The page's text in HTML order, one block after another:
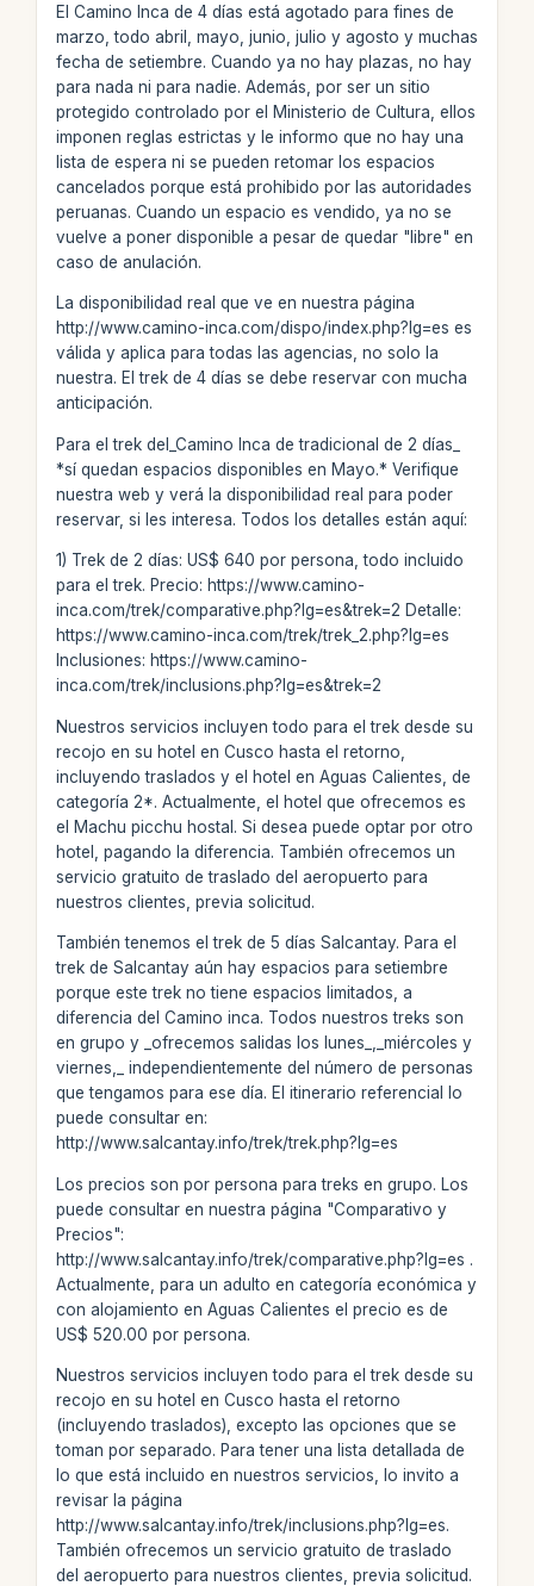
El Camino Inca de 4 días está agotado para fines de
marzo, todo abril, mayo, junio, julio y agosto y muchas
fecha de setiembre. Cuando ya no hay plazas, no hay
para nada ni para nadie. Además, por ser un sitio
protegido controlado por el Ministerio de Cultura, ellos
imponen reglas estrictas y le informo que no hay una
lista de espera ni se pueden retomar los espacios
cancelados porque está prohibido por las autoridades
peruanas. Cuando un espacio es vendido, ya no se
vuelve a poner disponible a pesar de quedar "libre" en
caso de anulación.
La disponibilidad real que ve en nuestra página
http://www.camino-inca.com/dispo/index.php?lg=es es
válida y aplica para todas las agencias, no solo la
nuestra. El trek de 4 días se debe reservar con mucha
anticipación.
Para el trek del_Camino Inca de tradicional de 2 días_
*sí quedan espacios disponibles en Mayo.* Verifique
nuestra web y verá la disponibilidad real para poder
reservar, si les interesa. Todos los detalles están aquí:
1) Trek de 2 días: US$ 640 por persona, todo incluido
para el trek. Precio: https://www.camino-
inca.com/trek/comparative.php?lg=es&trek=2 Detalle:
https://www.camino-inca.com/trek/trek_2.php?lg=es
Inclusiones: https://www.camino-
inca.com/trek/inclusions.php?lg=es&trek=2
Nuestros servicios incluyen todo para el trek desde su
recojo en su hotel en Cusco hasta el retorno,
incluyendo traslados y el hotel en Aguas Calientes, de
categoría 2*. Actualmente, el hotel que ofrecemos es
el Machu picchu hostal. Si desea puede optar por otro
hotel, pagando la diferencia. También ofrecemos un
servicio gratuito de traslado del aeropuerto para
nuestros clientes, previa solicitud.
También tenemos el trek de 5 días Salcantay. Para el
trek de Salcantay aún hay espacios para setiembre
porque este trek no tiene espacios limitados, a
diferencia del Camino inca. Todos nuestros treks son
en grupo y _ofrecemos salidas los lunes_,_miércoles y
viernes,_ independientemente del número de personas
que tengamos para ese día. El itinerario referencial lo
puede consultar en:
http://www.salcantay.info/trek/trek.php?lg=es
Los precios son por persona para treks en grupo. Los
puede consultar en nuestra página "Comparativo y
Precios":
http://www.salcantay.info/trek/comparative.php?lg=es .
Actualmente, para un adulto en categoría económica y
con alojamiento en Aguas Calientes el precio es de
US$ 520.00 por persona.
Nuestros servicios incluyen todo para el trek desde su
recojo en su hotel en Cusco hasta el retorno
(incluyendo traslados), excepto las opciones que se
toman por separado. Para tener una lista detallada de
lo que está incluido en nuestros servicios, lo invito a
revisar la página
http://www.salcantay.info/trek/inclusions.php?lg=es.
También ofrecemos un servicio gratuito de traslado
del aeropuerto para nuestros clientes, previa solicitud.